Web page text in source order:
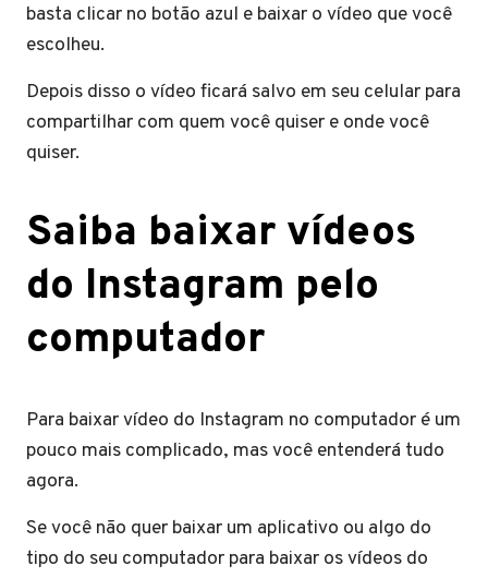
basta clicar no botão azul e baixar o vídeo que você
escolheu.
Depois disso o vídeo ficará salvo em seu celular para
compartilhar com quem você quiser e onde você
quiser.
Saiba baixar vídeos
do Instagram pelo
computador
Para baixar vídeo do Instagram no computador é um
pouco mais complicado, mas você entenderá tudo
agora.
Se você não quer baixar um aplicativo ou algo do
tipo do seu computador para baixar os vídeos do